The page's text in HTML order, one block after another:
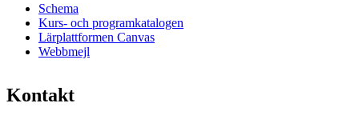
Schema
Kurs- och programkatalogen
Lärplattformen Canvas
Webbmejl
Kontakt